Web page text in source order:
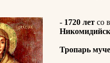
- 1720 лет со
Тропарь